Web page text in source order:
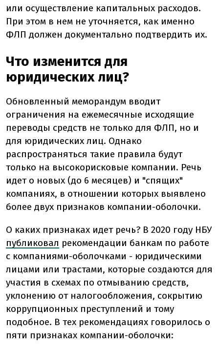
или осуществление капитальных расходов.
При этом в нем не уточняется, как именно
ФЛП должен документально подтвердить их.
Что изменится для
юридических лиц?
Обновленный меморандум вводит
ограничения на ежемесячные исходящие
переводы средств не только для ФЛП, но и
для юридических лиц. Однако
распространяться такие правила будут
только на высокорисковые компании. Речь
идет о новых (до 6 месяцев) и "спящих"
компаниях, в отношении которых выявлено
более двух признаков компании-оболочки.
О каких признаках идет речь? В 2020 году НБУ
публиковал рекомендации банкам по работе
с компаниями-оболочками - юридическими
лицами или трастами, которые создаются для
участия в схемах по отмыванию средств,
уклонению от налогообложения, сокрытию
коррупционных преступлений и тому
подобное. В тех рекомендациях говорилось о
пяти признаках компании-оболочки: